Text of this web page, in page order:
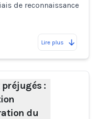
de reconnaissance
Lire plus
préjugés :
du